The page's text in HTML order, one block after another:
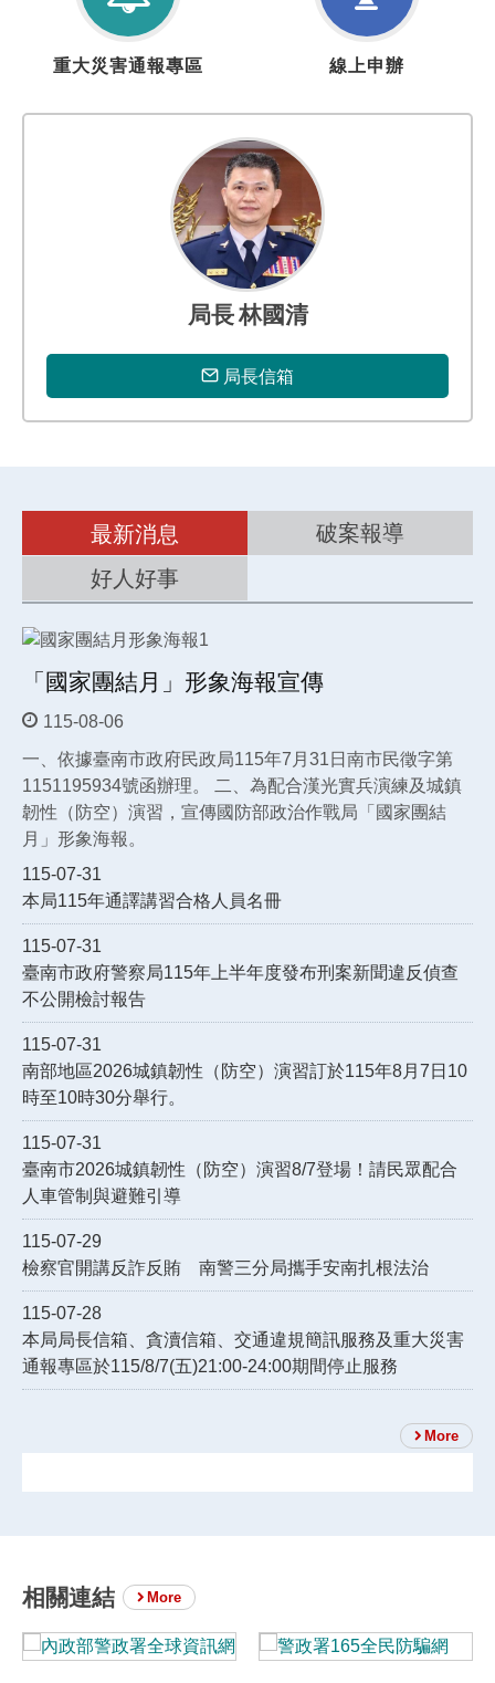
大
重大災害通報專區
上
線上申辦
局長 林國清
局長信箱
最新消息
破案報導
好人好事
「國家團結月」形象海報宣傳
115-08-06
一、依據臺南市政府民政局115年7月31日南市民徵字第
1151195934號函辦理。 二、為配合漢光實兵演練及城鎮
韌性（防空）演習，宣傳國防部政治作戰局「國家團結
月」形象海報。
115-07-31
本局115年通譯講習合格人員名冊
115-07-31
臺南市政府警察局115年上半年度發布刑案新聞違反偵查
不公開檢討報告
115-07-31
南部地區2026城鎮韌性（防空）演習訂於115年8月7日10
時至10時30分舉行。
115-07-31
臺南市2026城鎮韌性（防空）演習8/7登場！請民眾配合
人車管制與避難引導
115-07-29
檢察官開講反詐反賄 南警三分局攜手安南扎根法治
115-07-28
本局局長信箱、貪瀆信箱、交通違規簡訊服務及重大災害
通報專區於115/8/7(五)21:00-24:00期間停止服務
More
相關連結 More